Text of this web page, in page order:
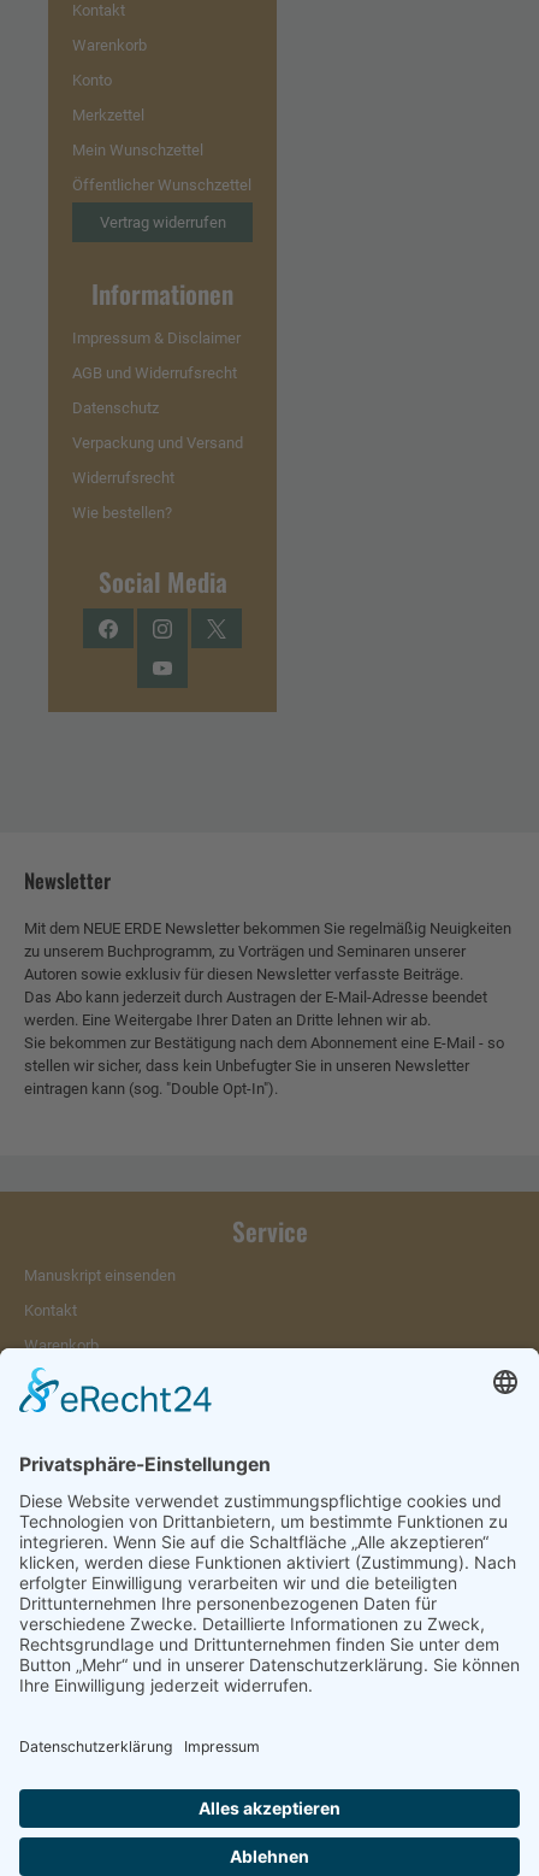
Kontakt
Warenkorb
Konto
Merkzettel
Mein Wunschzettel
Öffentlicher Wunschzettel
Vertrag widerrufen
Informationen
Impressum & Disclaimer
AGB und Widerrufsrecht
Datenschutz
Verpackung und Versand
Widerrufsrecht
Wie bestellen?
Social Media
FacebookInstagramTwitter
YouTube
Newsletter
Mit dem NEUE ERDE Newsletter bekommen Sie regelmäßig Neuigkeiten
zu unserem Buchprogramm, zu Vorträgen und Seminaren unserer
Autoren sowie exklusiv für diesen Newsletter verfasste Beiträge.
Das Abo kann jederzeit durch Austragen der E-Mail-Adresse beendet
werden. Eine Weitergabe Ihrer Daten an Dritte lehnen wir ab.
Sie bekommen zur Bestätigung nach dem Abonnement eine E-Mail - so
stellen wir sicher, dass kein Unbefugter Sie in unseren Newsletter
eintragen kann (sog. "Double Opt-In").
Service
Manuskript einsenden
Kontakt
Warenkorb
Konto
Merkzettel
Vertrag widerrufen
Informationen
Impressum & Disclaimer
AGB und Widerrufsrecht
Verpackung und Versand